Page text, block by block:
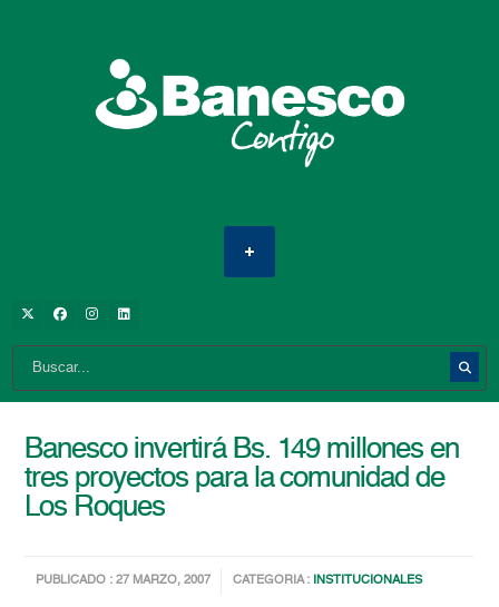
Banesco invertirá Bs. 149 millones en
tres proyectos para la comunidad de
Los Roques
PUBLICADO : 27 MARZO, 2007 CATEGORIA : INSTITUCIONALES